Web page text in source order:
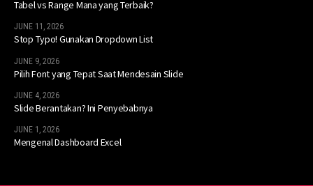
Tabel vs Range Mana yang Terbaik?
JUNE 11, 2026
Stop Typo! Gunakan Dropdown List
JUNE 9, 2026
Pilih Font yang Tepat Saat Mendesain Slide
JUNE 4, 2026
Slide Berantakan? Ini Penyebabnya
JUNE 1, 2026
Mengenal Dashboard Excel